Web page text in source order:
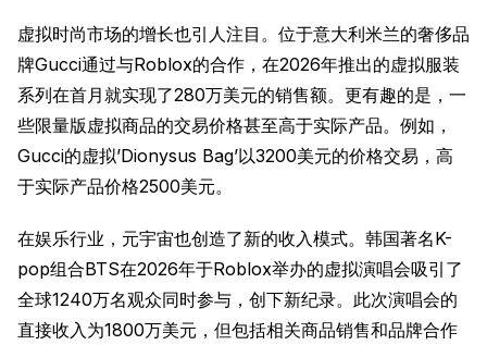
虚拟时尚市场的增长也引人注目。位于意大利米兰的奢侈品
牌Gucci通过与Roblox的合作，在2026年推出的虚拟服装
系列在首月就实现了280万美元的销售额。更有趣的是，一
些限量版虚拟商品的交易价格甚至高于实际产品。例如，
Gucci的虚拟’Dionysus Bag’以3200美元的价格交易，高
于实际产品价格2500美元。
在娱乐行业，元宇宙也创造了新的收入模式。韩国著名K-
pop组合BTS在2026年于Roblox举办的虚拟演唱会吸引了
全球1240万名观众同时参与，创下新纪录。此次演唱会的
直接收入为1800万美元，但包括相关商品销售和品牌合作